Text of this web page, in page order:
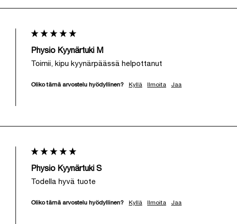
Physio Kyynärtuki M
Toimii, kipu kyynärpäässä helpottanut
Oliko tämä arvostelu hyödyllinen? Kyllä Ilmoita Jaa
Physio Kyynärtuki S
Todella hyvä tuote
Oliko tämä arvostelu hyödyllinen? Kyllä Ilmoita Jaa